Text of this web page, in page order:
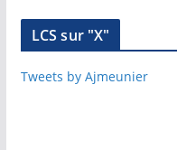
LCS sur "X"
Tweets by Ajmeunier